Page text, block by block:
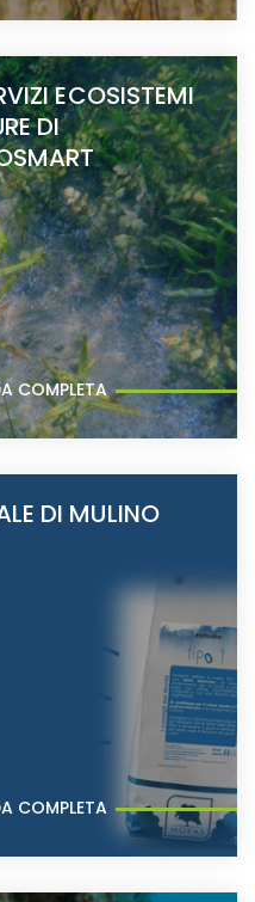
ECOSISTEMI
DI
COMPLETA
DI MULINO
COMPLETA